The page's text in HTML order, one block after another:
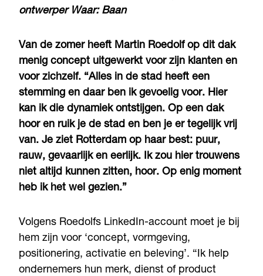
ontwerper Waar:Baan
Van de zomer heeft Martin Roedolf op dit dak
menig concept uitgewerkt voor zijn klanten en
voor zichzelf. “Alles in de stad heeft een
stemming en daar ben ik gevoelig voor. Hier
kan ik die dynamiek ontstijgen. Op een dak
hoor en ruik je de stad en ben je er tegelijk vrij
van. Je ziet Rotterdam op haar best: puur,
rauw, gevaarlijk en eerlijk. Ik zou hier trouwens
niet altijd kunnen zitten, hoor. Op enig moment
heb ik het wel gezien.”
Volgens Roedolfs LinkedIn-account moet je bij
hem zijn voor ‘concept, vormgeving,
positionering, activatie en beleving’. “Ik help
ondernemers hun merk, dienst of product